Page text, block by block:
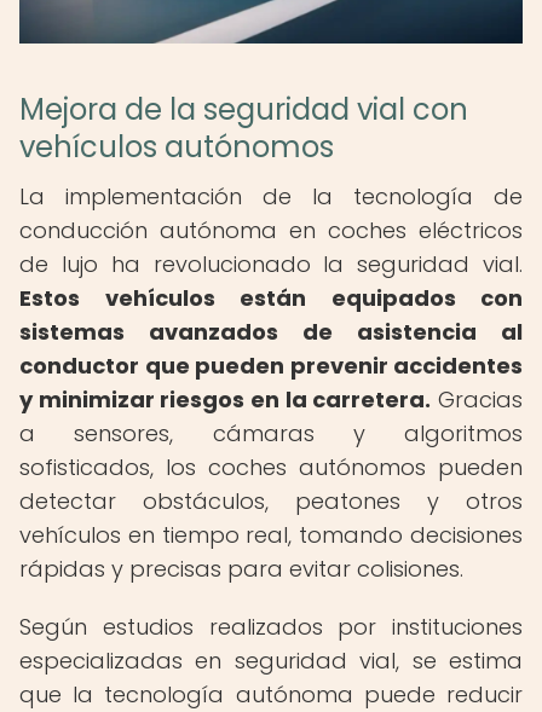
Mejora de la seguridad vial con
vehículos autónomos
La implementación de la tecnología de
conducción autónoma en coches eléctricos
de lujo ha revolucionado la seguridad vial.
Estos vehículos están equipados con
sistemas avanzados de asistencia al
conductor que pueden prevenir accidentes
y minimizar riesgos en la carretera. Gracias
a sensores, cámaras y algoritmos
sofisticados, los coches autónomos pueden
detectar obstáculos, peatones y otros
vehículos en tiempo real, tomando decisiones
rápidas y precisas para evitar colisiones.
Según estudios realizados por instituciones
especializadas en seguridad vial, se estima
que la tecnología autónoma puede reducir